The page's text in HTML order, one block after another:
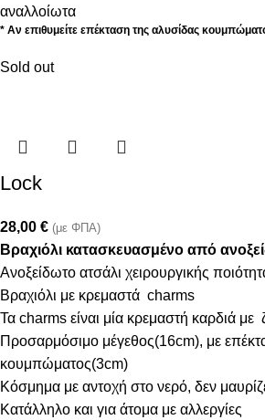
αναλλοίωτα
* Αν επιθυμείτε επέκταση της αλυσίδας
Sold out
Lock
28,00 € (με ΦΠΑ)
Βραχιόλι κατασκευασμένο από
Ανοξείδωτο ατσάλι χειρουργικής
Βραχιόλι με κρεμαστά charms
Τα charms είναι μία κρεμαστή καρδιά με
Προσαρμόσιμο μέγεθος(16cm), με
κουμπώματος(3cm)
Κόσμημα με αντοχή στο νερό, δεν
Κατάλληλο και για άτομα με αλλεργίες